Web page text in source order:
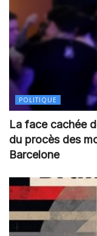
POLITIQUE
La face cachée
du procès des
Barcelone